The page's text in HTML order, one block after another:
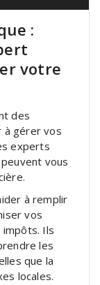
:
votre
des
à gérer vos
experts
vous
à remplir
vos
impôts. Ils
les
que la
locales.